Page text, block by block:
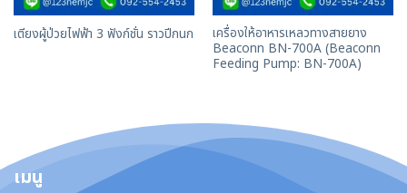
เตียงผู้ป่วยไฟฟ้า 3 ฟังก์ชั่น ราวปีกนก
เครื่องให้อาหารเหลวทางสายยาง
Beaconn BN-700A (Beaconn
Feeding Pump: BN-700A)
เมนู